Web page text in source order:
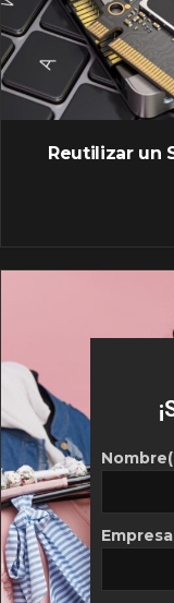
Reutilizar un
Empresa